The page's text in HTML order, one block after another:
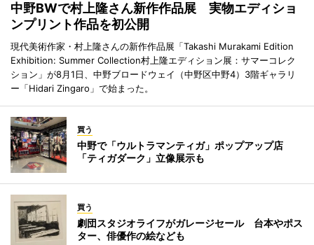
中野BWで村上隆さん新作作品展 実物エディショ
ンプリント作品を初公開
現代美術作家・村上隆さんの新作作品展「Takashi Murakami Edition
Exhibition: Summer Collection村上隆エディション展：サマーコレク
ション」が8月1日、中野ブロードウェイ（中野区中野4）3階ギャラリ
ー「Hidari Zingaro」で始まった。
買う
中野で「ウルトラマンティガ」ポップアップ店
「ティガダーク」立像展示も
買う
劇団スタジオライフがガレージセール 台本やポス
ター、俳優作の絵なども